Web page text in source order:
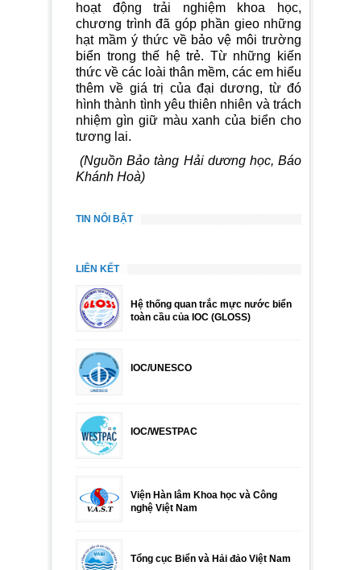
hoạt động trải nghiệm khoa học,
chương trình đã góp phần gieo những
hạt mầm ý thức về bảo vệ môi trường
biển trong thế hệ trẻ. Từ những kiến
thức về các loài thân mềm, các em hiểu
thêm về giá trị của đại dương, từ đó
hình thành tình yêu thiên nhiên và trách
nhiệm gìn giữ màu xanh của biển cho
tương lai.
(Nguồn Bảo tàng Hải dương học, Báo
Khánh Hoà)
TIN NỔI BẬT
LIÊN KẾT
Hệ thống quan trắc mực nước biển
toàn cầu của IOC (GLOSS)
IOC/UNESCO
IOC/WESTPAC
Viện Hàn lâm Khoa học và Công
nghệ Việt Nam
Tổng cục Biển và Hải đảo Việt Nam